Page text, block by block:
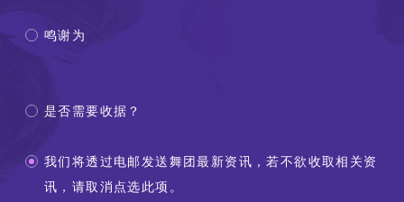
鸣谢为
是否需要收据？
我们将透过电邮发送舞团最新资讯，若不欲收取相关资
讯，请取消点选此项。